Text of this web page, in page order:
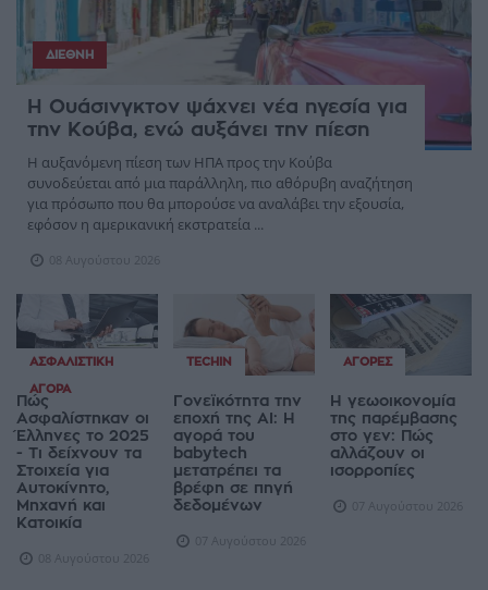
ΔΙΕΘΝΉ
Η Ουάσινγκτον ψάχνει νέα ηγεσία για
την Κούβα, ενώ αυξάνει την πίεση
Η αυξανόμενη πίεση των ΗΠΑ προς την Κούβα
συνοδεύεται από μια παράλληλη, πιο αθόρυβη αναζήτηση
για πρόσωπο που θα μπορούσε να αναλάβει την εξουσία,
εφόσον η αμερικανική εκστρατεία ...
08 Αυγούστου 2026
ΑΣΦΑΛΙΣΤΙΚΉ
ΑΓΟΡΆ
Πώς
Ασφαλίστηκαν οι
Έλληνες το 2025
- Τι δείχνουν τα
Στοιχεία για
Αυτοκίνητο,
Μηχανή και
Κατοικία
08 Αυγούστου 2026
TECHIN
Γονεϊκότητα την
εποχή της AI: Η
αγορά του
babytech
μετατρέπει τα
βρέφη σε πηγή
δεδομένων
07 Αυγούστου 2026
ΑΓΟΡΈΣ
Η γεωοικονομία
της παρέμβασης
στο γεν: Πώς
αλλάζουν οι
ισορροπίες
07 Αυγούστου 2026